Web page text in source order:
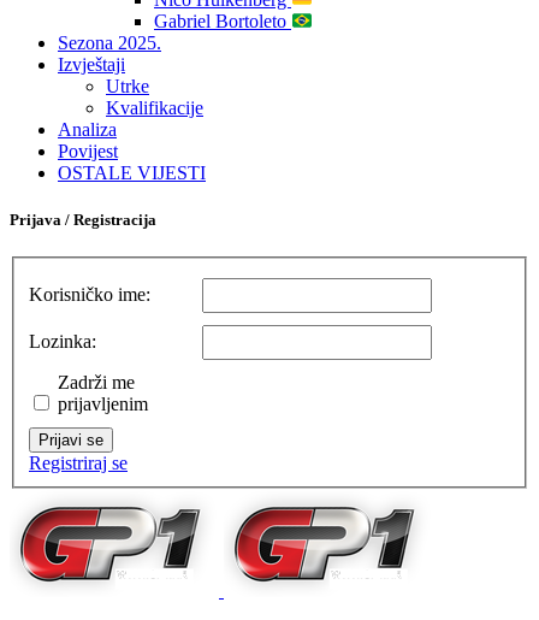
Gabriel Bortoleto
Sezona 2025.
Izvještaji
Utrke
Kvalifikacije
Analiza
Povijest
OSTALE VIJESTI
Prijava / Registracija
Korisničko ime:
Lozinka:
Zadrži me
prijavljenim
Prijavi se
Registriraj se